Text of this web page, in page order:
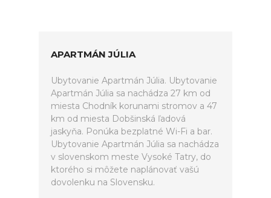
APARTMÁN JÚLIA
Ubytovanie Apartmán Júlia. Ubytovanie
Apartmán Júlia sa nachádza 27 km od
miesta Chodník korunami stromov a 47
km od miesta Dobšinská ľadová
jaskyňa. Ponúka bezplatné Wi-Fi a bar.
Ubytovanie Apartmán Júlia sa nachádza
v slovenskom meste Vysoké Tatry, do
ktorého si môžete naplánovať vašú
dovolenku na Slovensku.